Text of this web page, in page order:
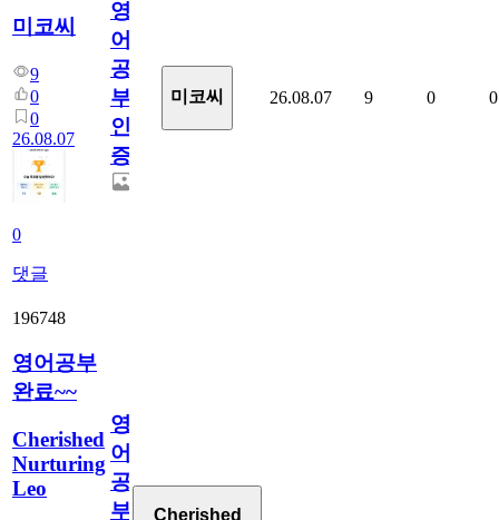
미코씨
9
0
0
26.08.07
0
댓글
영
어
공
부
인
증
미코씨 26.08.07 9 0 0
196748
영어공부
완료~~
Cherished
Nurturing
Leo
영
어
공
부
Cherished